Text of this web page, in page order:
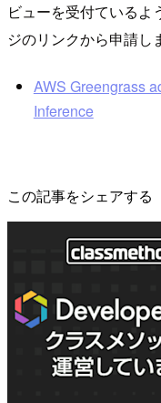
ビューを受付ている
ジのリンクから申請し
AWS Greengrass
Inference
この記事をシェアする